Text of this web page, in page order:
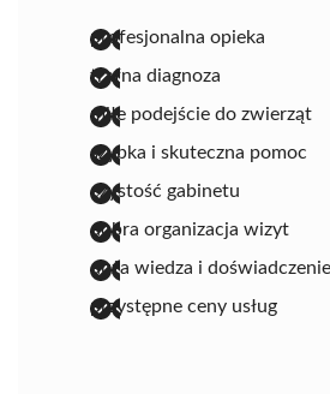
profesjonalna opieka
trafna diagnoza
miłe podejście do zwierząt
szybka i skuteczna pomoc
czystość gabinetu
dobra organizacja wizyt
duża wiedza i doświadczenie
przystępne ceny usług